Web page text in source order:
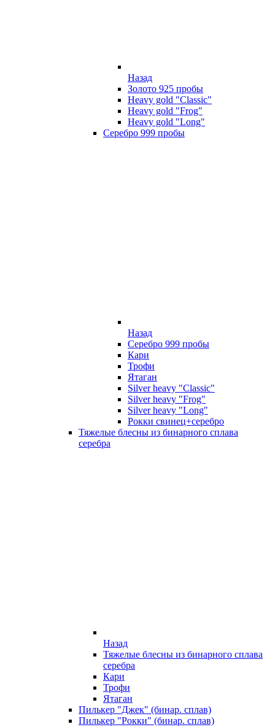
Назад
Золото 925 пробы
Heavy gold "Classic"
Heavy gold "Frog"
Heavy gold "Long"
Серебро 999 пробы
Назад
Серебро 999 пробы
Кари
Трофи
Ятаган
Silver heavy "Classic"
Silver heavy "Frog"
Silver heavy "Long"
Рокки свинец+серебро
Тяжелые блесны из бинарного сплава
серебра
Назад
Тяжелые блесны из бинарного сплава
серебра
Кари
Трофи
Ятаган
Пилькер "Джек" (бинар. сплав)
Пилькер "Рокки" (бинар. сплав)